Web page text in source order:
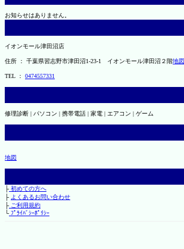
お知らせはありません。
イオンモール津田沼店
住所 ： 千葉県習志野市津田沼1-23-1 イオンモール津田沼２階地図
TEL ： 0474557331
修理診断 | パソコン | 携帯電話 | 家電 | エアコン | ゲーム
地図
├初めての方へ
├ よくあるお問い合わせ
├ご利用規約
└ﾌﾟﾗｲﾊﾞｼｰﾎﾟﾘｼｰ